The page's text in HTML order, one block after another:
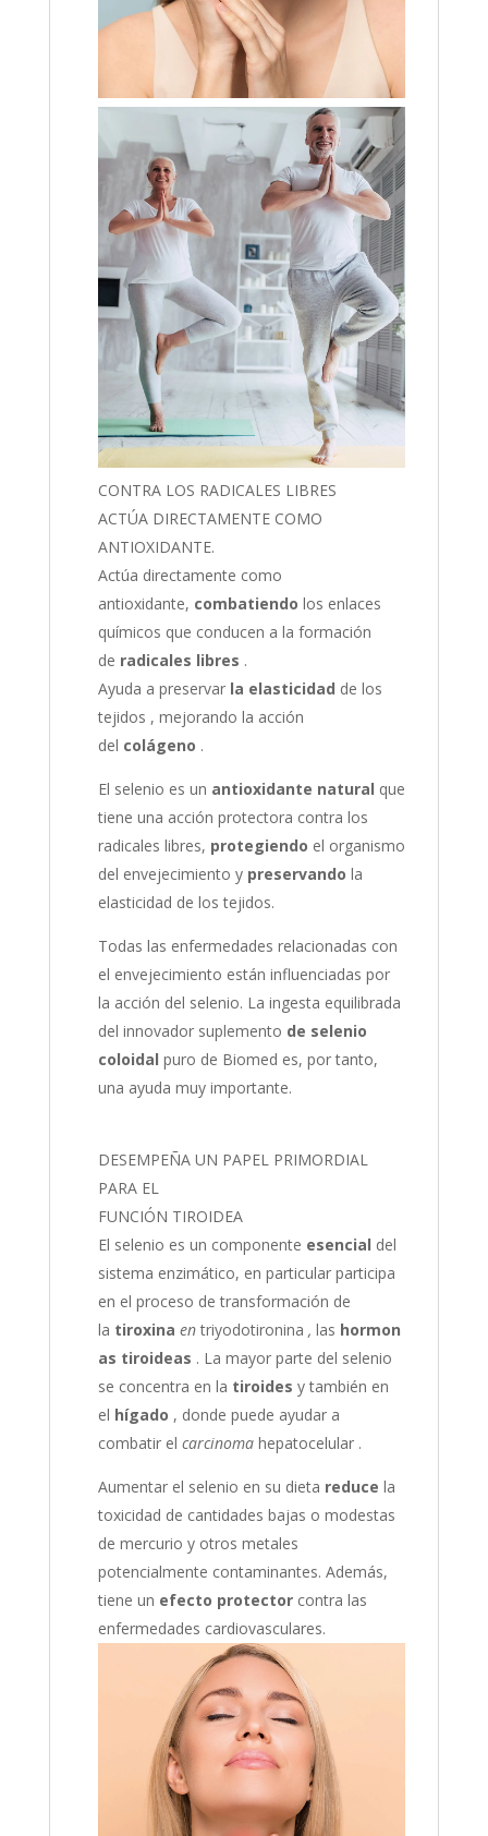
CONTRA LOS RADICALES LIBRES
ACTÚA DIRECTAMENTE COMO
ANTIOXIDANTE.
Actúa directamente como
antioxidante, combatiendo los enlaces
químicos que conducen a la formación
de radicales libres .
Ayuda a preservar la elasticidad de los
tejidos , mejorando la acción
del colágeno .
El selenio es un antioxidante natural que
tiene una acción protectora contra los
radicales libres, protegiendo el organismo
del envejecimiento y preservando la
elasticidad de los tejidos.
Todas las enfermedades relacionadas con
el envejecimiento están influenciadas por
la acción del selenio. La ingesta equilibrada
del innovador suplemento de selenio
coloidal puro de Biomed es, por tanto,
una ayuda muy importante.
DESEMPEÑA UN PAPEL PRIMORDIAL
PARA EL
FUNCIÓN TIROIDEA
El selenio es un componente esencial del
sistema enzimático, en particular participa
en el proceso de transformación de
la tiroxina entriyodotironina , las hormon
as tiroideas . La mayor parte del selenio
se concentra en la tiroides y también en
el hígado , donde puede ayudar a
combatir el carcinomahepatocelular .
Aumentar el selenio en su dieta reduce la
toxicidad de cantidades bajas o modestas
de mercurio y otros metales
potencialmente contaminantes. Además,
tiene un efecto protectorcontra las
enfermedades cardiovasculares.